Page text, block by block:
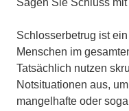
Sagen Sie Schluss
Schlosserbetrug ist
Menschen im
Tatsächlich nutzen
Notsituationen aus,
mangelhafte oder